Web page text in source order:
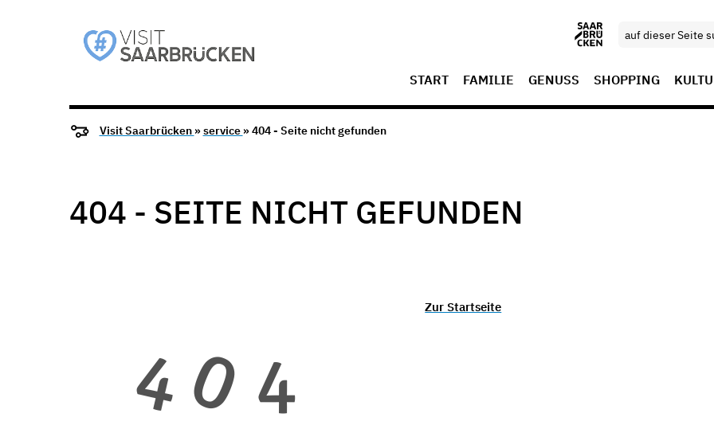
START FAMILIE GENUSS SHOPPING
Visit Saarbrücken »service » 404 - Seite nicht gefunden
404 - SEITE NICHT GEFUNDEN
Zur Startseite